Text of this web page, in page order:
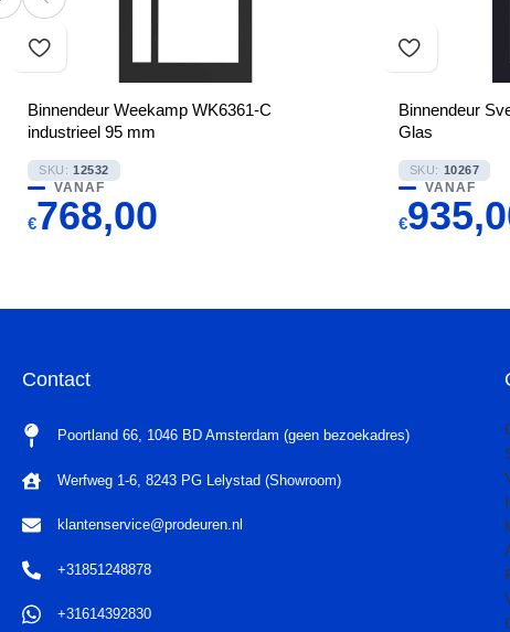
Binnendeur Weekamp WK6361-C
industrieel 95 mm
SKU: 12532
VANAF
€768,00
Binnendeur
Glas
SKU: 10267
VANAF
€
Contact
Poortland 66, 1046 BD Amsterdam (geen bezoekadres)
Werfweg 1-6, 8243 PG Lelystad (Showroom)
klantenservice@prodeuren.nl
+31851248878
+31614392830